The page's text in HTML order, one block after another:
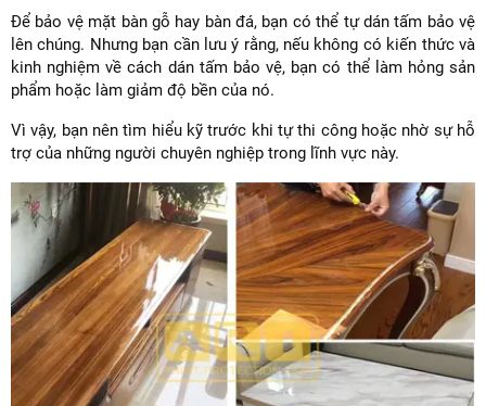
Để bảo vệ mặt bàn gỗ hay bàn đá, bạn có thể tự dán tấm bảo vệ
lên chúng. Nhưng bạn cần lưu ý rằng, nếu không có kiến thức và
kinh nghiệm về cách dán tấm bảo vệ, bạn có thể làm hỏng sản
phẩm hoặc làm giảm độ bền của nó.
Vì vậy, bạn nên tìm hiểu kỹ trước khi tự thi công hoặc nhờ sự hỗ
trợ của những người chuyên nghiệp trong lĩnh vực này.